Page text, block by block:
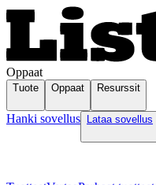
Oppaat
Tuote Oppaat Resurssit
Hanki sovellus Lataa sovellus